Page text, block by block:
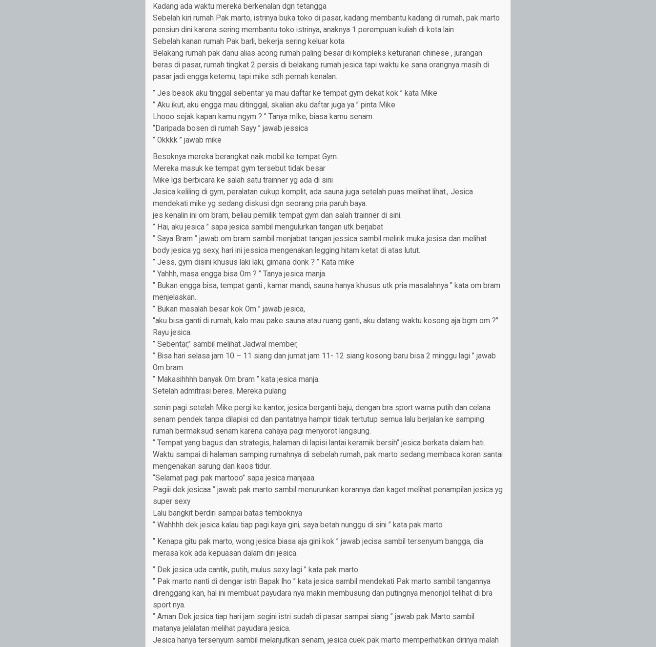
Kadang ada waktu mereka berkenalan dgn tetangga
Sebelah kiri rumah Pak marto, istrinya buka toko di pasar, kadang membantu kadang di rumah, pak marto
pensiun dini karena sering membantu toko istrinya, anaknya 1 perempuan kuliah di kota lain
Sebelah kanan rumah Pak barli, bekerja sering keluar kota
Belakang rumah pak danu alias acong rumah paling besar di kompleks keturanan chinese , jurangan
beras di pasar, rumah tingkat 2 persis di belakang rumah jesica tapi waktu ke sana orangnya masih di
pasar jadi engga ketemu, tapi mike sdh pernah kenalan.
” Jes besok aku tinggal sebentar ya mau daftar ke tempat gym dekat kok ” kata Mike
” Aku ikut, aku engga mau ditinggal, skalian aku daftar juga ya ” pinta Mike
Lhooo sejak kapan kamu ngym ? ” Tanya mIke, biasa kamu senam.
“Daripada bosen di rumah Sayy ” jawab jessica
” Okkkk ” jawab mike
Besoknya mereka berangkat naik mobil ke tempat Gym.
Mereka masuk ke tempat gym tersebut tidak besar
Mike lgs berbicara ke salah satu trainner yg ada di sini
Jesica keliling di gym, peralatan cukup komplit, ada sauna juga setelah puas melihat lihat., Jesica
mendekati mike yg sedang diskusi dgn seorang pria paruh baya.
jes kenalin ini om bram, beliau pemilik tempat gym dan salah trainner di sini.
” Hai, aku jesica ” sapa jesica sambil mengulurkan tangan utk berjabat
” Saya Bram ” jawab om bram sambil menjabat tangan jessica sambil melirik muka jesisa dan melihat
body jesica yg sexy, hari ini jessica mengenakan legging hitam ketat di atas lutut.
” Jess, gym disini khusus laki laki, gimana donk ? ” Kata mike
” Yahhh, masa engga bisa Om ? ” Tanya jesica manja.
” Bukan engga bisa, tempat ganti , kamar mandi, sauna hanya khusus utk pria masalahnya ” kata om bram
menjelaskan.
” Bukan masalah besar kok Om ” jawab jesica,
“aku bisa ganti di rumah, kalo mau pake sauna atau ruang ganti, aku datang waktu kosong aja bgm om ?”
Rayu jesica.
” Sebentar,” sambil melihat Jadwal member,
” Bisa hari selasa jam 10 – 11 siang dan jumat jam 11- 12 siang kosong baru bisa 2 minggu lagi ” jawab
Om bram
” Makasihhhh banyak Om bram ” kata jesica manja.
Setelah admitrasi beres. Mereka pulang
senin pagi setelah Mike pergi ke kantor, jesica berganti baju, dengan bra sport warna putih dan celana
senam pendek tanpa dilapisi cd dan pantatnya hampir tidak tertutup semua lalu berjalan ke samping
rumah bermaksud senam karena cahaya pagi menyorot langsung.
” Tempat yang bagus dan strategis, halaman di lapisi lantai keramik bersih” jesica berkata dalam hati.
Waktu sampai di halaman samping rumahnya di sebelah rumah, pak marto sedang membaca koran santai
mengenakan sarung dan kaos tidur.
“Selamat pagi pak martooo” sapa jesica manjaaa.
Pagiii dek jesicaa ” jawab pak marto sambil menurunkan korannya dan kaget melihat penampilan jesica yg
super sexy
Lalu bangkit berdiri sampai batas temboknya
” Wahhhh dek jesica kalau tiap pagi kaya gini, saya betah nunggu di sini ” kata pak marto
” Kenapa gitu pak marto, wong jesica biasa aja gini kok ” jawab jecisa sambil tersenyum bangga, dia
merasa kok ada kepuasan dalam diri jesica.
” Dek jesica uda cantik, putih, mulus sexy lagi ” kata pak marto
” Pak marto nanti di dengar istri Bapak lho ” kata jesica sambil mendekati Pak marto sambil tangannya
direnggang kan, hal ini membuat payudara nya makin membusung dan putingnya menonjol telihat di bra
sport nya.
” Aman Dek jesica tiap hari jam segini istri sudah di pasar sampai siang ” jawab pak Marto sambil
matanya jelalatan melihat payudara jesica.
Jesica hanya tersenyum sambil melanjutkan senam, jesica cuek pak marto memperhatikan dirinya malah